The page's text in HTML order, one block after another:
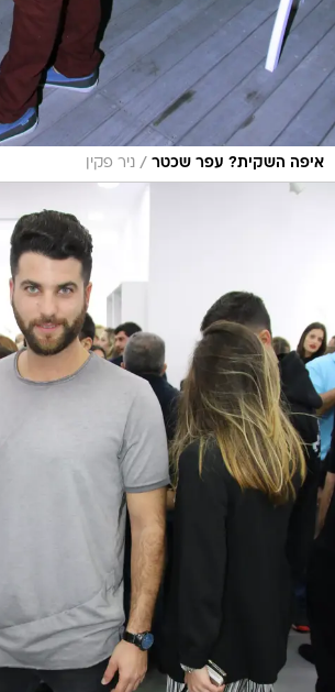
איפה השקית? עפר שכטר / ניר פקין